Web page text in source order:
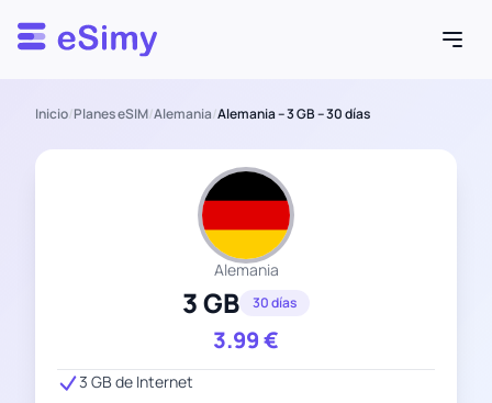
Esimy
Inicio/Planes eSIM/Alemania/Alemania – 3 GB – 30 días
Alemania
3 GB 30 días
3.99€
3 GB de Internet